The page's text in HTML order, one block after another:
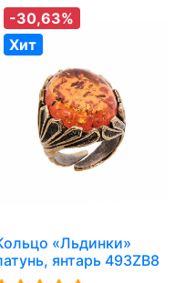
-30,63%
Хит
«Льдинки»
янтарь 493ZB8